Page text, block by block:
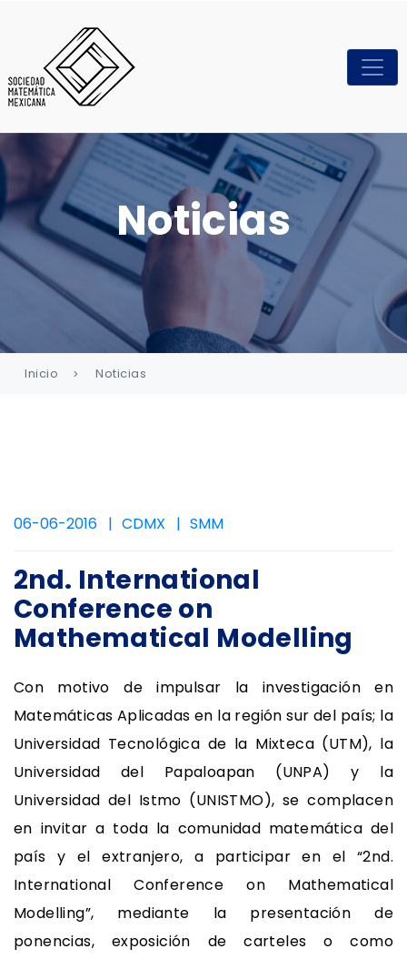
Noticias
Inicio Noticias
06-06-2016 CDMX SMM
2nd. International
Conference on
Mathematical Modelling
Con motivo de impulsar la investigación en
Matemáticas Aplicadas en la región sur del país; la
Universidad Tecnológica de la Mixteca (UTM), la
Universidad del Papaloapan (UNPA) y la
Universidad del Istmo (UNISTMO), se complacen
en invitar a toda la comunidad matemática del
país y el extranjero, a participar en el “2nd.
International Conference on Mathematical
Modelling”, mediante la presentación de
ponencias, exposición de carteles o como